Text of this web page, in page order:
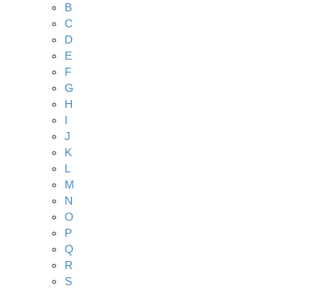
B
C
D
E
F
G
H
I
J
K
L
M
N
O
P
Q
R
S